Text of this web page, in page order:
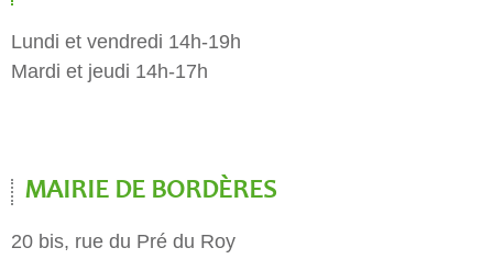
Lundi et vendredi 14h-19h
Mardi et jeudi 14h-17h
MAIRIE DE BORDÈRES
20 bis, rue du Pré du Roy